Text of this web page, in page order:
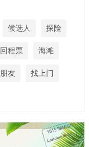
候选人 探险
回程票 海滩
朋友 找上门